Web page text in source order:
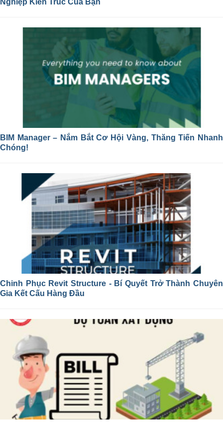
Nghiệp Kiến Trúc Của Bạn
BIM Manager – Nắm Bắt Cơ Hội Vàng, Thăng Tiến Nhanh
Chóng!
Chinh Phục Revit Structure - Bí Quyết Trở Thành Chuyên
Gia Kết Cấu Hàng Đầu